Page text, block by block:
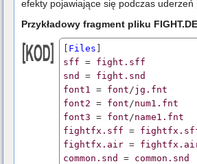
efekty pojawiające się podczas uderzeń
Przykładowy fragment pliku
Files
sff = fight.sff
snd
= fight.snd
font1 = font/jg.fnt
font2 = font/num1.fnt
font3 = font/name1.fnt
fightfx.sff =
fightfx.air =
common.snd
= common.snd